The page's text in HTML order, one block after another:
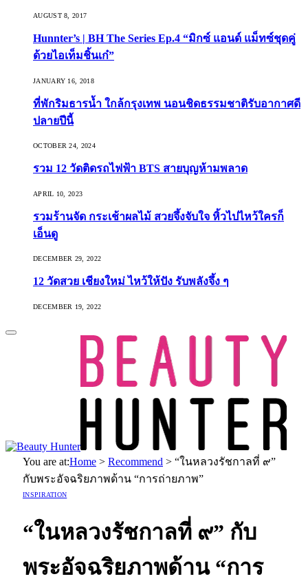
AUGUST 8, 2017
Hunnter’s | BH The Series Ep.4 “มิกซ์ แอนด์ แม็ทซ์ชุดคู่
ด้วยไอเท็มชิ้นเก๋”
JANUARY 16, 2018
ที่พักริมธารน้ำ ใกล้กรุงเทพ นอนชิดธรรมชาติรับอากาศดี
ปลายปีนี้
OCTOBER 24, 2024
รวม 12 วัดติดรถไฟฟ้า BTS สายบุญห้ามพลาด
APRIL 10, 2023
รวมร้านจัด กระเช้าผลไม้ สวยจึ้งจับใจ หิ้วไปไหว้ใครก็
เอ็นดู
DECEMBER 29, 2022
12 วัดสวย เชียงใหม่ ไหว้ให้ปัง รับพลังจึ้ง ๆ
DECEMBER 19, 2022
You are at:Home > Recommend > “ในหลวงรัชกาลที่ ๙”
กับพระอัจฉริยภาพด้าน “การถ่ายภาพ”
INSPIRATION
“ในหลวงรัชกาลที่ ๙” กับ
พระอัจฉริยภาพด้าน “การ